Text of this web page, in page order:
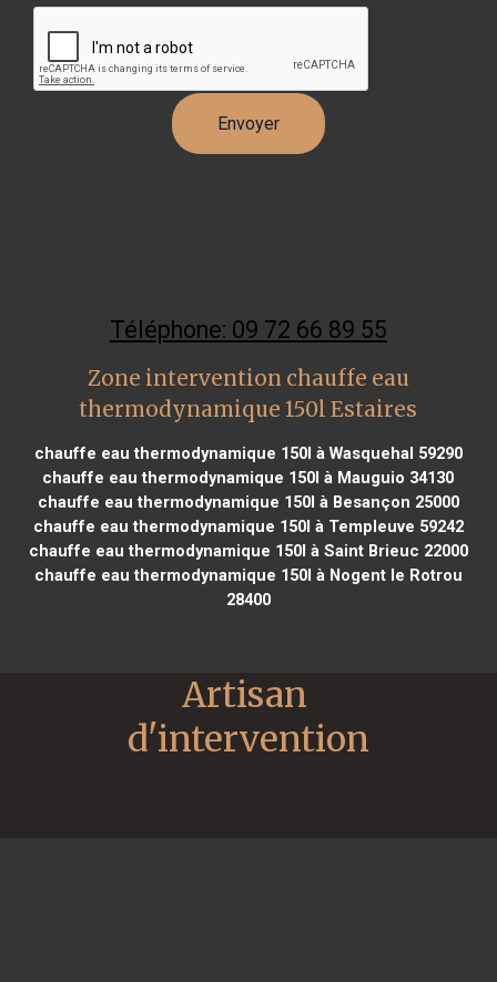
Téléphone: 09 72 66 89 55
Zone intervention chauffe eau
thermodynamique 150l Estaires
chauffe eau thermodynamique 150l à Wasquehal 59290
chauffe eau thermodynamique 150l à Mauguio 34130
chauffe eau thermodynamique 150l à Besançon 25000
chauffe eau thermodynamique 150l à Templeuve 59242
chauffe eau thermodynamique 150l à Saint Brieuc 22000
chauffe eau thermodynamique 150l à Nogent le Rotrou
28400
Artisan
d'intervention